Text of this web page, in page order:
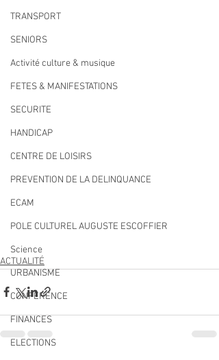
TRANSPORT
SENIORS
Activité culture & musique
FETES & MANIFESTATIONS
SECURITE
HANDICAP
CENTRE DE LOISIRS
PREVENTION DE LA DELINQUANCE
ECAM
POLE CULTUREL AUGUSTE ESCOFFIER
Science
URBANISME
CONFERENCE
FINANCES
ELECTIONS
ACTUALITÉ